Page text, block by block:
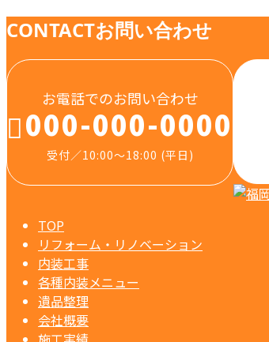
CONTACTお問い合わせ
お電話でのお問い合わせ
000-000-0000
受付／10:00～18:00 (平日)
TOP
リフォーム・リノベーション
内装工事
各種内装メニュー
遺品整理
会社概要